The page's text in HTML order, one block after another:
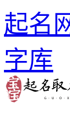
起名
字库